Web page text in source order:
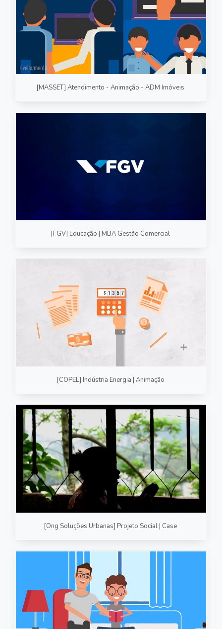
[MASSET] Atendimento - Animação - ADM Imóveis
[FGV] Educação | MBA Gestão Comercial
[COPEL] Indústria Energia | Animação
[Ong Soluções Urbanas] Projeto Social | Case